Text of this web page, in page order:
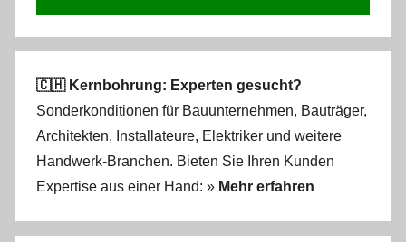
🇨🇭 Kernbohrung: Experten gesucht?
Sonderkonditionen für Bauunternehmen, Bauträger,
Architekten, Installateure, Elektriker und weitere
Handwerk-Branchen. Bieten Sie Ihren Kunden
Expertise aus einer Hand: » Mehr erfahren